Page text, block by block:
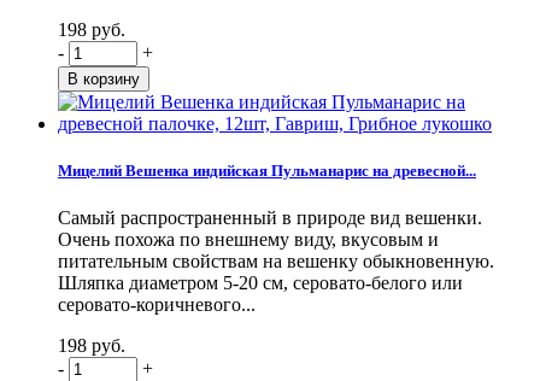
198 руб.
-
+
Мицелий Вешенка индийская Пульманарис на древесной...
Самый распространенный в природе вид вешенки.
Очень похожа по внешнему виду, вкусовым и
питательным свойствам на вешенку обыкновенную.
Шляпка диаметром 5-20 см, серовато-белого или
серовато-коричневого...
198 руб.
-
+